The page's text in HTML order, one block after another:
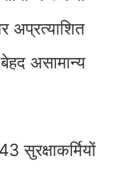
अप्रत्याशित
असामान्य
सुरक्षाकर्मियों